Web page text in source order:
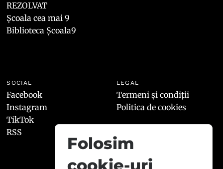
REZOLVAT
Școala cea mai 9
Biblioteca Școala9
SOCIAL
Facebook
Instagram
TikTok
RSS
LEGAL
Termeni și condiții
Politica de cookies
Folosim